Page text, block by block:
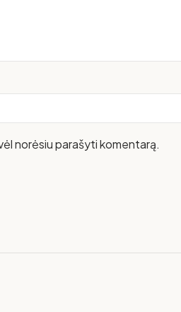
norėsiu parašyti komentarą.